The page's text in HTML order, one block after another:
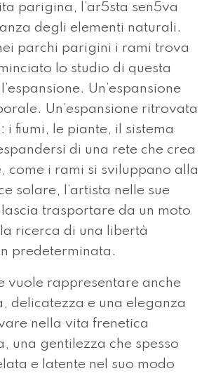
parigina, l’ar5sta sen5va
degli elementi naturali.
parchi parigini i rami trova
lo studio di questa
Un’espansione
Un’espansione ritrovata
i fiumi, le piante, il sistema
di una rete che crea
come i rami si sviluppano alla
solare, l’artista nelle sue
trasportare da un moto
ricerca di una libertà
predeterminata.
vuole rappresentare anche
delicatezza e una eleganza
nella vita frenetica
una gentilezza che spesso
e latente nel suo modo